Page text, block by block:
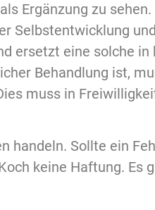
Ergänzung zu
Selbstentwicklung
ersetzt eine solche in
Behandlung ist,
muss in
handeln. Sollte ein
keine Haftung. Es